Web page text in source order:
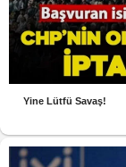
Yine Lütfü Savaş!